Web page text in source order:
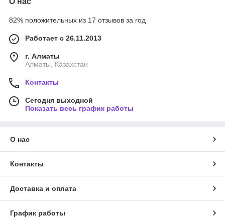
82% положительных из 17 отзывов за год
Работает с 26.11.2013
г. Алматы
Алматы, Казахстан
Контакты
Сегодня выходной
Показать весь график работы
О нас
Контакты
Доставка и оплата
График работы